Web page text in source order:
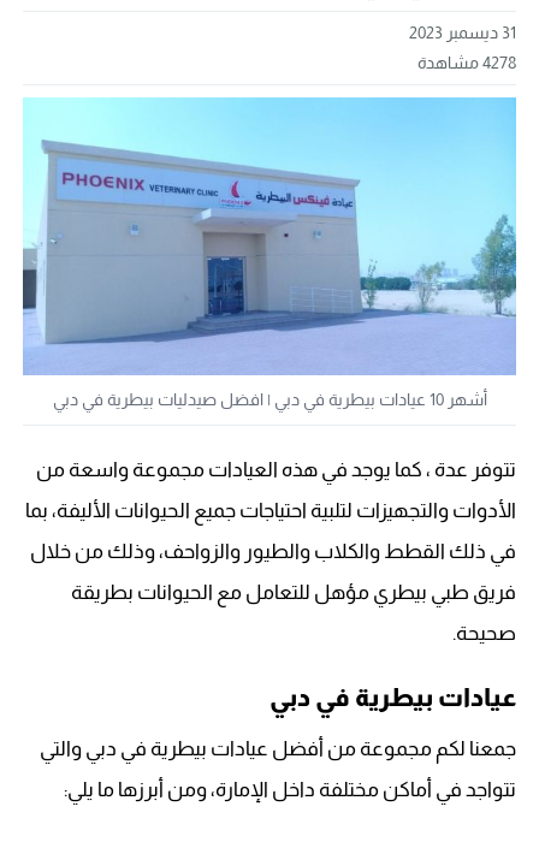
31 ديسمبر 2023
4278مشاهدة
أشهر 10 عيادات بيطرية في دبي | افضل صيدليات بيطرية في دبي
تتوفر عدة ، كما يوجد في هذه العيادات مجموعة واسعة من
الأدوات والتجهيزات لتلبية احتياجات جميع الحيوانات الأليفة، بما
في ذلك القطط والكلاب والطيور والزواحف، وذلك من خلال
فريق طبي بيطري مؤهل للتعامل مع الحيوانات بطريقة
صحيحة.
عيادات بيطرية في دبي
جمعنا لكم مجموعة من أفضل عيادات بيطرية في دبي والتي
تتواجد في أماكن مختلفة داخل الإمارة، ومن أبرزها ما يلي: